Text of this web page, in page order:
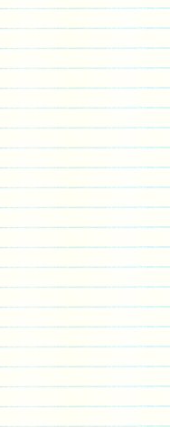
time, with the
LANCER
+avec carénage &
décembre 2016. Il
en Europe.
n/a